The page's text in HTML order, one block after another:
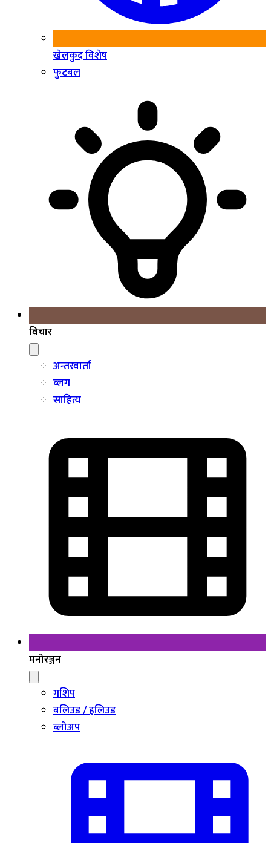
खेलकुद विशेष
फुटबल
विचार
अन्तरवार्ता
ब्लग
साहित्य
मनोरञ्जन
गशिप
बलिउड / हलिउड
ब्लोअप